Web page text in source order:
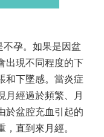
孕。如果是因盆
出現不同程度的下
和下墜感。當炎症
月經過於頻繁、月
於盆腔充血引起的
直到來月經。